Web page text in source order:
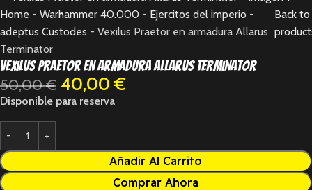
Home - Warhammer 40.000 - Ejercitos del imperio -
adeptus Custodes - Vexilus Praetor en armadura Allarus
Terminator
Back to
Vexilus Praetor en armadura Allarus Terminator
50,00€ 40,00 €
Disponible para reserva
Añadir Al Carrito
Comprar Ahora